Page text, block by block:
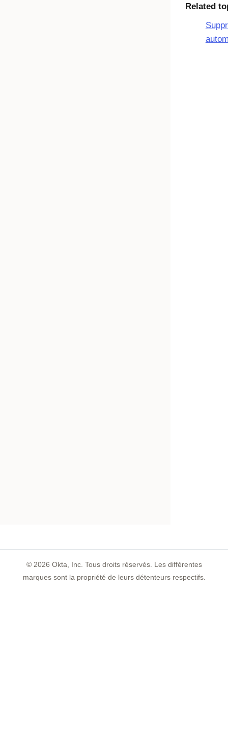
Related
© 2026 Okta, Inc. Tous droits réservés. Les différentes
marques sont la propriété de leurs détenteurs respectifs.